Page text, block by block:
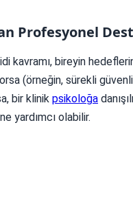
Profesyonel
kavramı, bireyin
(örneğin, sürekli
bir klinik psikoloğa
yardımcı olabilir.